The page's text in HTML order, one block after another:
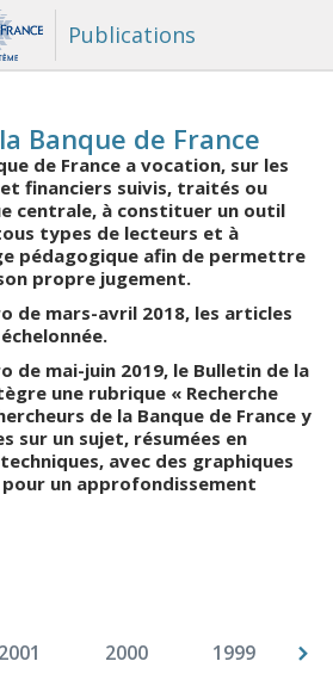
Publications
Banque de France
de France a vocation, sur les
financiers suivis, traités ou
centrale, à constituer un outil
types de lecteurs et à
pédagogique afin de permettre
propre jugement.
de mars-avril 2018, les articles
de mai-juin 2019, le Bulletin de la
une rubrique « Recherche
de la Banque de France y
sur un sujet, résumées en
avec des graphiques
un approfondissement
2001 2000 1999